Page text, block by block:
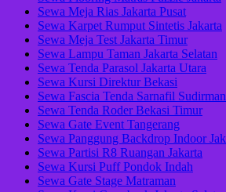
Sewa Meja Rias Jakarta Pusat
Sewa Karpet Rumput Sintetis Jakarta
Sewa Meja Test Jakarta Timur
Sewa Lampu Taman Jakarta Selatan
Sewa Tenda Parasol Jakarta Utara
Sewa Kursi Direktur Bekasi
Sewa Fascia Tenda Sarnafil Sudirman
Sewa Tenda Roder Bekasi Timur
Sewa Gate Event Tangerang
Sewa Panggung Backdrop Indoor
Sewa Partisi R8 Ruangan Jakarta
Sewa Kursi Puff Pondok Indah
Sewa Gate Stage Matraman